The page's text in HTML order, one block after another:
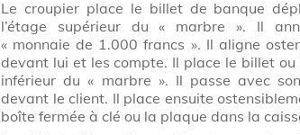
Le croupier place le billet de banque
l’étage supérieur du « marbre ». Il
« monnaie de 1.000 francs ». Il aligne
devant lui et les compte. Il place le billet ou
inférieur du « marbre ». Il passe avec
devant le client. Il place ensuite
boîte fermée à clé ou la plaque dans la